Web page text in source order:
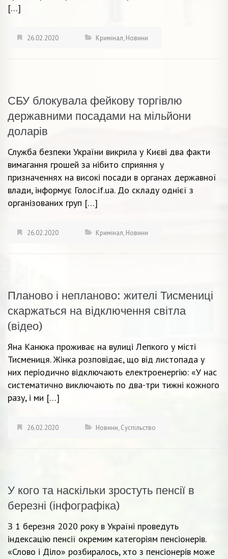
[…]
26.02.2020 Кримінал, Новини
СБУ блокувала фейкову торгівлю
державними посадами на мільйони
доларів
Служба безпеки України викрила у Києві два факти
вимагання грошей за нібито сприяння у
призначеннях на високі посади в органах державної
влади, інформує Голос.if.ua. До складу однієї з
організованих груп […]
26.02.2020 Кримінал, Новини
Планово і непланово: жителі Тисмениці
скаржаться на відключення світла
(відео)
Яна Канюка проживає на вулиці Лепкого у місті
Тисмениця. Жінка розповідає, що від листопада у
них періодично відключають електроенергію: «У нас
систематично виключають по два-три тижні кожного
разу, і ми […]
26.02.2020 Новини, Суспільство
У кого та наскільки зростуть пенсії в
березні (інфографіка)
З 1 березня 2020 року в Україні проведуть
індексацію пенсії окремим категоріям пенсіонерів.
«Слово і Діло» розбиралось, хто з пенсіонерів може